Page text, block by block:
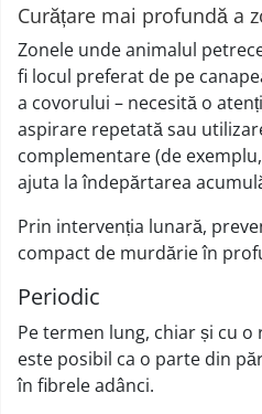
Curățare mai profundă a
Zonele unde animalul
fi locul preferat de pe
a covorului – necesită o
aspirare repetată sau
complementare (de
ajuta la îndepărtarea
Prin intervenția lunară,
compact de murdărie în
Periodic
Pe termen lung, chiar și cu
este posibil ca o parte din
în fibrele adânci.